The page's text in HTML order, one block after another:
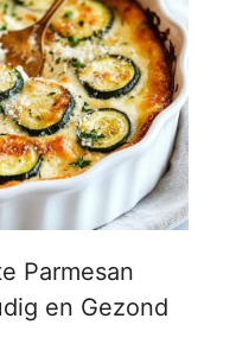
Parmesan
en Gezond